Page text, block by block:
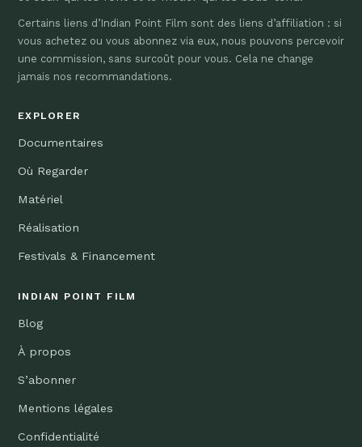
Certains liens d’Indian Point Film sont des liens d’affiliation : si
vous achetez ou vous abonnez via eux, nous pouvons percevoir
une commission, sans surcoût pour vous. Cela ne change
jamais nos recommandations.
EXPLORER
Documentaires
Où Regarder
Matériel
Réalisation
Festivals & Financement
INDIAN POINT FILM
Blog
À propos
S’abonner
Mentions légales
Confidentialité